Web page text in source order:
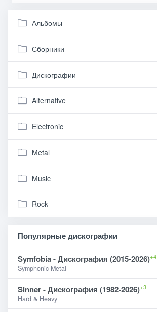
Альбомы
Сборники
Дискографии
Alternative
Electronic
Metal
Music
Rock
Популярные дискографии
Symfobia - Дискография (2015-2026)+4
Symphonic Metal
Sinner - Дискография (1982-2026)+3
Hard & Heavy